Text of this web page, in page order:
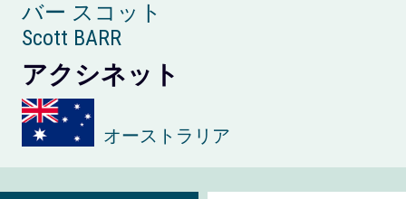
バー スコット
Scott BARR
アクシネット
オーストラリア